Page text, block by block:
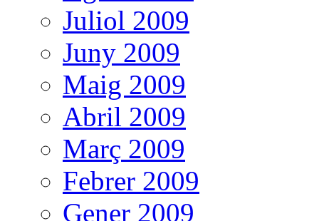
Juliol 2009
Juny 2009
Maig 2009
Abril 2009
Març 2009
Febrer 2009
Gener 2009